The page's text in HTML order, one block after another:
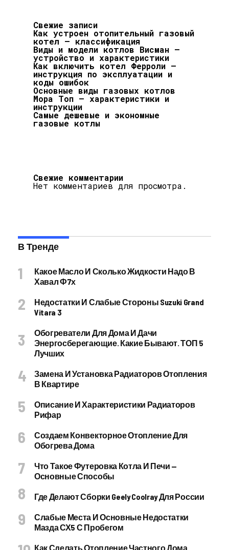
Свежие записи
Как устроен отопительный газовый
котел — классификация
Виды и модели котлов Висман —
устройство и характеристики
Как включить котел Ферроли —
инструкция по эксплуатации и
коды ошибок
Основные виды газовых котлов
Мора Топ — характеристики и
инструкции
Самые дешевые и экономные
газовые котлы
Свежие комментарии
Нет комментариев для просмотра.
В Тренде
Какое Масло И Сколько Жидкости Надо В
Хавал Ф7х
Недостатки И Слабые Стороны Suzuki Grand
Vitara 3
Обогреватели Для Дома И Дачи
Энергосберегающие. Какие Бывают. ТОП 5
Лучших
Замена И Установка Радиаторов Отопления
В Квартире
Описание И Характеристики Радиаторов
Рифар
Создаем Конвекторное Отопление Для
Обогрева Дома
Что Такое Футеровка Котла И Печи —
Основные Способы
Где Делают Сборки Geely Coolray Для России
Слабые Места И Основные Недостатки
Мазда СХ5 С Пробегом
Как Сделать Отопление Частного Дома